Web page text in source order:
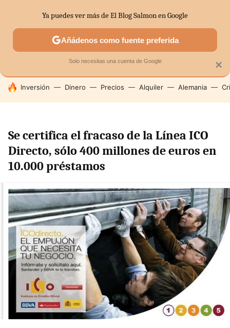
SECTORES ECONOMÍA DOMÉSTICA MERCADOS
HOY SE HABLA DE
Inversión Dinero Precios Alquiler Alemania
Se certifica el fracaso de la Línea ICO
Directo, sólo 400 millones de euros en
10.000 préstamos
×
Ya puedes ver más de El Blog Salmon en Google
Añádenos como fuente preferida
Solo necesitas una cuenta de Google